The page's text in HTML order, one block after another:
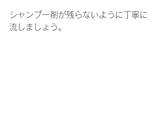
シャンプー剤が残らないように丁寧に
流しましょう。